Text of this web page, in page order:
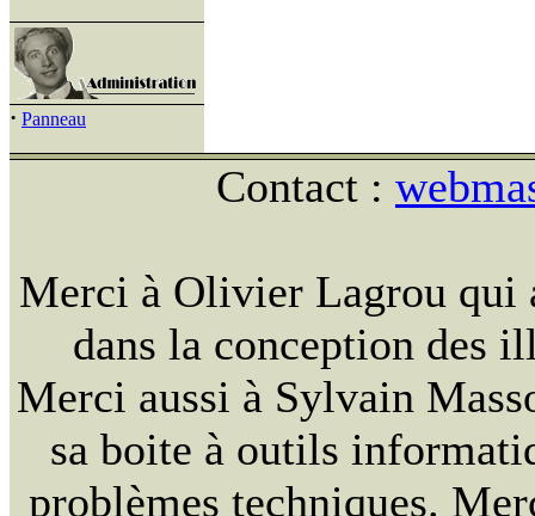
· Panneau
Contact :
Merci à Olivier Lagrou qui
dans la conception des
Merci aussi à Sylvain
sa boite à outils
problèmes techniques.